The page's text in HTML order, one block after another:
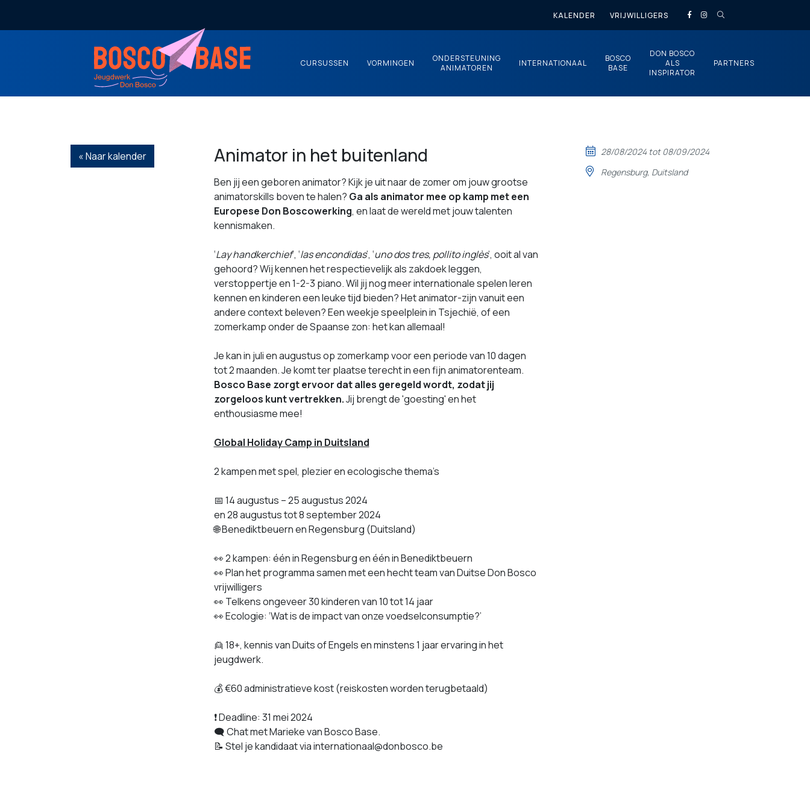
KALENDER VRIJWILLIGERS
CURSUSSEN VORMINGEN
ONDERSTEUNING
ANIMATOREN
INTERNATIONAAL
BOSCO
BASE
DON BOSCO
ALS
INSPIRATOR
PARTNERS
« Naar kalender Animator in het buitenland
Ben jij een geboren animator? Kijk je uit naar de zomer om jouw grootse
animatorskills boven te halen? Ga als animator mee op kamp met een
Europese Don Boscowerking, en laat de wereld met jouw talenten
kennismaken.
‘Lay handkerchief’, ‘las encondidas’, ‘uno dos tres, pollito inglès’, ooit al van
gehoord? Wij kennen het respectievelijk als zakdoek leggen,
verstoppertje en 1-2-3 piano. Wil jij nog meer internationale spelen leren
kennen en kinderen een leuke tijd bieden? Het animator-zijn vanuit een
andere context beleven? Een weekje speelplein in Tsjechië, of een
zomerkamp onder de Spaanse zon: het kan allemaal!
Je kan in juli en augustus op zomerkamp voor een periode van 10 dagen
tot 2 maanden. Je komt ter plaatse terecht in een fijn animatorenteam.
Bosco Base zorgt ervoor dat alles geregeld wordt, zodat jij
zorgeloos kunt vertrekken.Jij brengt de 'goesting' en het
enthousiasme mee!
Global Holiday Camp in Duitsland
2 kampen met spel, plezier en ecologische thema’s
📅 14 augustus – 25 augustus 2024
en 28 augustus tot 8 september 2024
🌐 Benediktbeuern en Regensburg (Duitsland)
👀 2 kampen: één in Regensburg en één in Benediktbeuern
👀 Plan het programma samen met een hecht team van Duitse Don Bosco
vrijwilligers
👀 Telkens ongeveer 30 kinderen van 10 tot 14 jaar
👀 Ecologie: ‘Wat is de impact van onze voedselconsumptie?’
👱 18+, kennis van Duits of Engels en minstens 1 jaar ervaring in het
jeugdwerk.
💰 €60 administratieve kost (reiskosten worden terugbetaald)
❗ Deadline: 31 mei 2024
🗨️ Chat met Marieke van Bosco Base.
📝 Stel je kandidaat via internationaal@donbosco.be
28/08/2024 tot 08/09/2024
Regensburg, Duitsland